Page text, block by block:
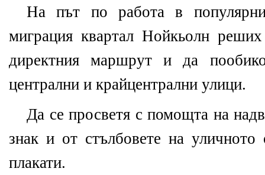
На път по работа в
миграция квартал Нойкьолн
директния маршрут и да
централни и крайцентрални улици.
Да се просветя с помощта на
знак и от стълбовете на уличното
плакати.